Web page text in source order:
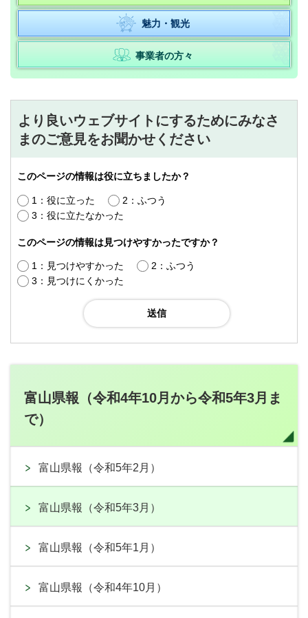
魅力・観光
事業者の方々
より良いウェブサイトにするためにみなさ
まのご意見をお聞かせください
このページの情報は役に立ちましたか？
1：役に立った
2：ふつう
3：役に立たなかった
このページの情報は見つけやすかったですか？
1：見つけやすかった
2：ふつう
3：見つけにくかった
富山県報（令和4年10月から令和5年3月ま
で）
富山県報（令和5年2月）
富山県報（令和5年3月）
富山県報（令和5年1月）
富山県報（令和4年10月）